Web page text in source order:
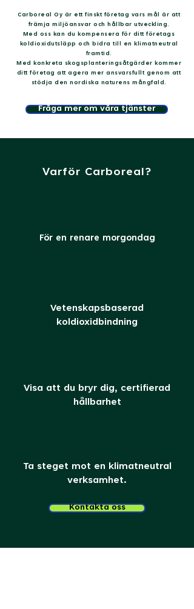
Carboreal Oy är ett finskt företag vars mål är att
främja miljöansvar och hållbar utveckling.
Med oss kan du kompensera för ditt företags
koldioxidutsläpp och bidra till en klimatneutral
framtid.
Med konkreta skogsplanteringsåtgärder kommer
ditt företag att agera mer ansvarsfullt genom att
stödja den nordiska naturens mångfald.
Fråga mer om våra tjänster
Varför Carboreal?
För en renare morgondag
Vetenskapsbaserad
koldioxidbindning
Visa att du bryr dig, certifierad
hållbarhet
Ta steget mot en klimatneutral
verksamhet.
Kontakta oss